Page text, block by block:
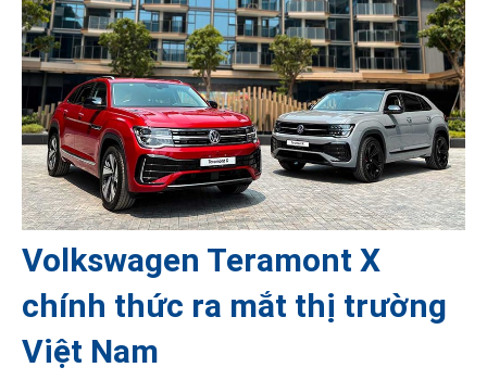
Volkswagen Teramont X
chính thức ra mắt thị trường
Việt Nam